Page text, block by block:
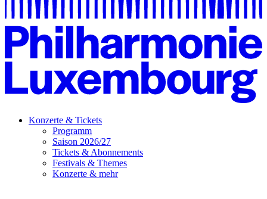
Konzerte & Tickets
Programm
Saison 2026/27
Tickets & Abonnements
Festivals & Themes
Konzerte & mehr